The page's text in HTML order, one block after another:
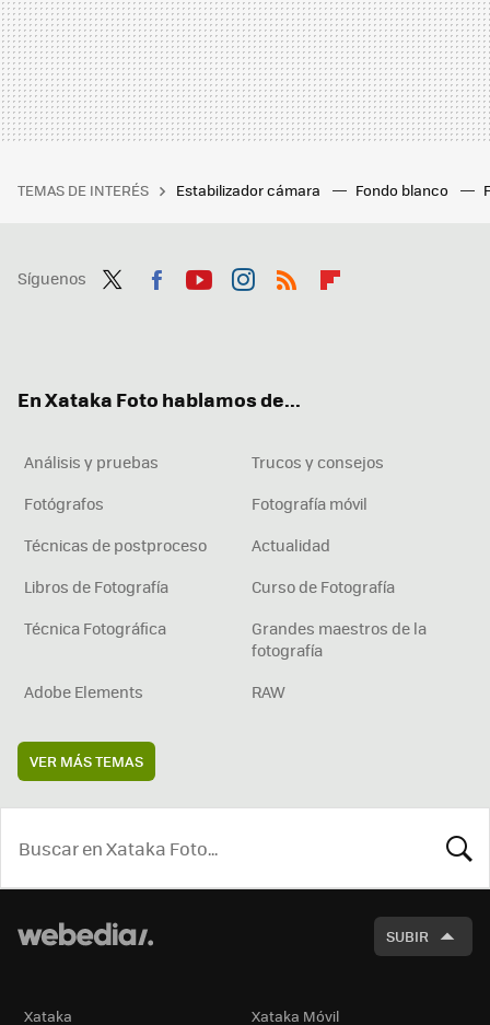
TEMAS DE INTERÉS Estabilizador cámara Fondo blanco
Síguenos
En Xataka Foto hablamos de...
Análisis y pruebas
Trucos y consejos
Fotógrafos
Fotografía móvil
Técnicas de postproceso
Actualidad
Libros de Fotografía
Curso de Fotografía
Técnica Fotográfica
Grandes maestros de la
fotografía
Adobe Elements
RAW
VER MÁS TEMAS
SUBIR
Xataka Xataka Móvil